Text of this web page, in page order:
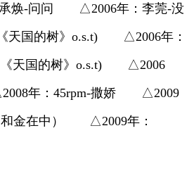
焕-问问 △2006年：李莞-没
天国的树》o.s.t) △2006年：
《天国的树》o.s.t) △2006
年：45rpm-撒娇 △2009
和金在中） △2009年：